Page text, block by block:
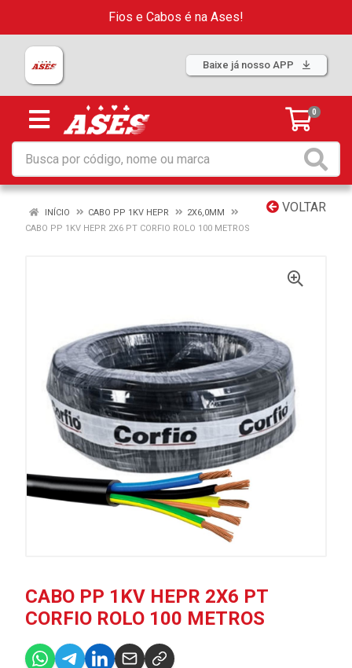
Fios e Cabos é na Ases!
Baixe já nosso APP
0
VOLTAR
INÍCIO CABO PP 1KV HEPR
2X6,0MM
CABO PP 1KV HEPR 2X6 PT CORFIO ROLO 100 METROS
CABO PP 1KV HEPR 2X6 PT
CORFIO ROLO 100 METROS